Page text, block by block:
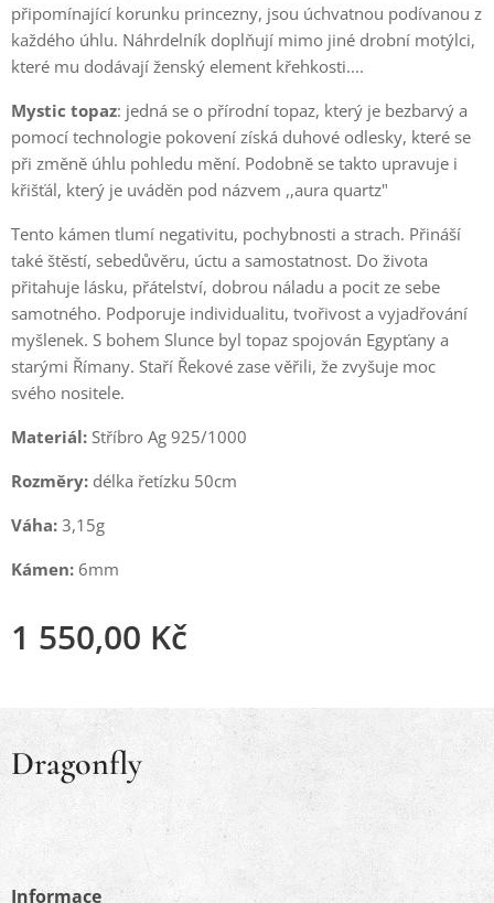
připomínající korunku princezny, jsou úchvatnou podívanou z
každého úhlu. Náhrdelník doplňují mimo jiné drobní motýlci,
které mu dodávají ženský element křehkosti....
Mystic topaz: jedná se o přírodní topaz, který je bezbarvý a
pomocí technologie pokovení získá duhové odlesky, které se
při změně úhlu pohledu mění. Podobně se takto upravuje i
křišťál, který je uváděn pod názvem ,,aura quartz"
Tento kámen tlumí negativitu, pochybnosti a strach. Přináší
také štěstí, sebedůvěru, úctu a samostatnost. Do života
přitahuje lásku, přátelství, dobrou náladu a pocit ze sebe
samotného. Podporuje individualitu, tvořivost a vyjadřování
myšlenek. S bohem Slunce byl topaz spojován Egypťany a
starými Římany. Staří Řekové zase věřili, že zvyšuje moc
svého nositele.
Materiál: Stříbro Ag 925/1000
Rozměry: délka řetízku 50cm
Váha: 3,15g
Kámen: 6mm
1 550,00 Kč
Dragonfly
Informace